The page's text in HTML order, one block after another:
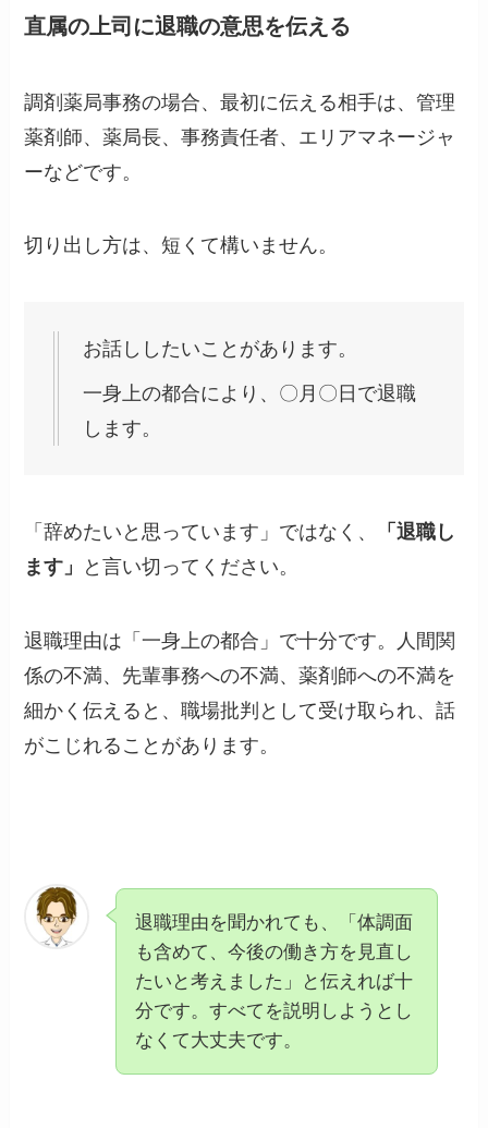
直属の上司に退職の意思を伝える
調剤薬局事務の場合、最初に伝える相手は、管理
薬剤師、薬局長、事務責任者、エリアマネージャ
ーなどです。
切り出し方は、短くて構いません。
お話ししたいことがあります。
一身上の都合により、〇月〇日で退職
します。
「辞めたいと思っています」ではなく、
「退職し
ます」
と言い切ってください。
退職理由は「一身上の都合」で十分です。人間関
係の不満、先輩事務への不満、薬剤師への不満を
細かく伝えると、職場批判として受け取られ、話
がこじれることがあります。
退職理由を聞かれても、「体調面
も含めて、今後の働き方を見直し
たいと考えました」と伝えれば十
分です。すべてを説明しようとし
なくて大丈夫です。